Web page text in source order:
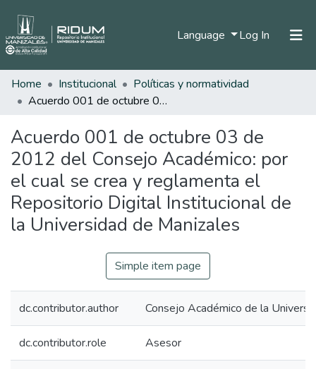
Language Log In (current)
All of DSpace
Statistics
Home Institucional
Políticas y normatividad
Acuerdo 001 de octubre 03 de 2012 del Consejo Académico: por el cual se crea y reglamenta el Repositorio Digital Institucional de la Universidad de Manizales
Acuerdo 001 de octubre 03 de
2012 del Consejo Académico: por
el cual se crea y reglamenta el
Repositorio Digital Institucional de
la Universidad de Manizales
Simple item page
dc.contributor.author Consejo Académico de la
dc.contributor.role Asesor